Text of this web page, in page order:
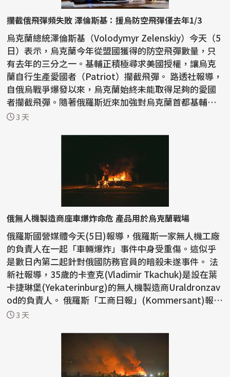
攔截俄飛彈頻失敗 澤倫斯基：援烏防空飛彈僅去年1/3
烏克蘭總統澤倫斯基（Volodymyr Zelenskiy）今天（5
日）表示，烏克蘭今年從盟國獲得的防空飛彈數量，只
有去年的三分之一。基輔正積極尋求美國授權，讓烏克
蘭自行生產愛國者（Patriot）攔截飛彈。 路透社報導，
自俄烏戰爭爆發以來，烏克蘭始終未能取得足夠的愛國
者攔截飛彈。隨著俄羅斯近來加強對烏克蘭首都基輔和
南部...
3 天
俄無人機製造商座車爆炸命危 產品用於烏克蘭戰場
俄羅斯國營媒體今天(5日)報導，俄羅斯一家無人機工廠
的負責人在一起「車輛爆炸」事件中身受重傷。這似乎
是數日內第二起針對俄國防務官員的暗殺未遂事件。 法
新社報導，35歲的卡查克(Vladimir Tkachuk)是設在葉
卡捷琳堡(Yekaterinburg)的無人機製造商Uraldronzav
od的負責人。 俄羅斯「工商日報」(Kommersant)報
導，...
3 天